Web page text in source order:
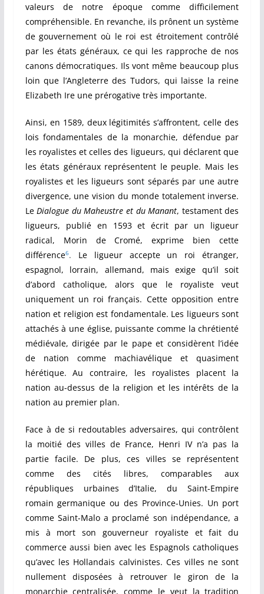
valeurs de notre époque comme difficilement
compréhensible. En revanche, ils prônent un système
de gouvernement où le roi est étroitement contrôlé
par les états généraux, ce qui les rapproche de nos
canons démocratiques. Ils vont même beaucoup plus
loin que l’Angleterre des Tudors, qui laisse la reine
Elizabeth Ire une prérogative très importante.
Ainsi, en 1589, deux légitimités s’affrontent, celle des
lois fondamentales de la monarchie, défendue par
les royalistes et celles des ligueurs, qui déclarent que
les états généraux représentent le peuple. Mais les
royalistes et les ligueurs sont séparés par une autre
divergence, une vision du monde totalement inverse.
LeDialogue du Maheustre et du Manant, testament des
ligueurs, publié en 1593 et écrit par un ligueur
radical, Morin de Cromé, exprime bien cette
différence6. Le ligueur accepte un roi étranger,
espagnol, lorrain, allemand, mais exige qu’il soit
d’abord catholique, alors que le royaliste veut
uniquement un roi français. Cette opposition entre
nation et religion est fondamentale. Les ligueurs sont
attachés à une église, puissante comme la chrétienté
médiévale, dirigée par le pape et considèrent l’idée
de nation comme machiavélique et quasiment
hérétique. Au contraire, les royalistes placent la
nation au-dessus de la religion et les intérêts de la
nation au premier plan.
Face à de si redoutables adversaires, qui contrôlent
la moitié des villes de France, Henri IV n’a pas la
partie facile. De plus, ces villes se représentent
comme des cités libres, comparables aux
républiques urbaines d’Italie, du Saint-Empire
romain germanique ou des Province-Unies. Un port
comme Saint-Malo a proclamé son indépendance, a
mis à mort son gouverneur royaliste et fait du
commerce aussi bien avec les Espagnols catholiques
qu’avec les Hollandais calvinistes. Ces villes ne sont
nullement disposées à retrouver le giron de la
monarchie centralisée, comme le veut la tradition